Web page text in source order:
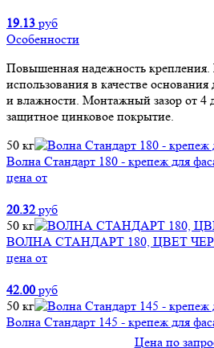
19.13 руб
Особенности
Повышенная надежность
использования в качестве
и влажности. Монтажный зазор от 4
защитное цинковое покрытие.
50 кг
Волна Стандарт 180 - крепеж для
цена от
20.32 руб
50 кг
ВОЛНА СТАНДАРТ 180, ЦВЕТ
цена от
42.00 руб
50 кг
Волна Стандарт 145 - крепеж для
Цена по